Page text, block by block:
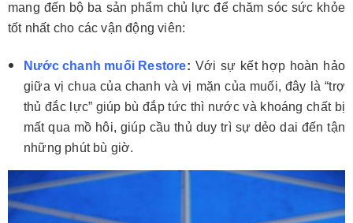
mang đến bộ ba sản phẩm chủ lực để chăm sóc sức khỏe
tốt nhất cho các vận động viên:
Nước chanh muối Restore: Với sự kết hợp hoàn hảo
giữa vị chua của chanh và vị mặn của muối, đây là “trợ
thủ đắc lực” giúp bù đắp tức thì nước và khoáng chất bị
mất qua mồ hôi, giúp cầu thủ duy trì sự dẻo dai đến tận
những phút bù giờ.